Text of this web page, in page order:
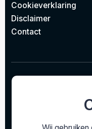
Cookieverklaring
Disclaimer
Contact